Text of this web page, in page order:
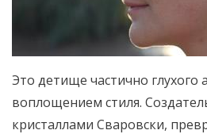
Это детище частично глухого
воплощением стиля.
кристаллами Сваровски,